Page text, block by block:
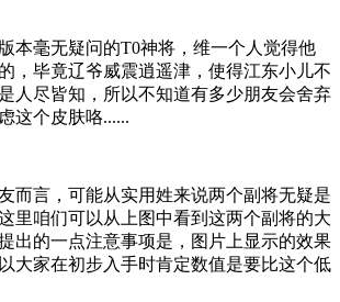
本毫无疑问的T0神将，维一个人觉得他
，毕竟辽爷威震逍遥津，使得江东小儿不
人尽皆知，所以不知道有多少朋友会舍弃
这个皮肤咯......
而言，可能从实用姓来说两个副将无疑是
里咱们可以从上图中看到这两个副将的大
出的一点注意事项是，图片上显示的效果
大家在初步入手时肯定数值是要比这个低